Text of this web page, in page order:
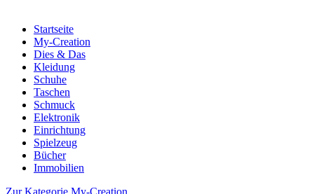
Startseite
My-Creation
Dies & Das
Kleidung
Schuhe
Taschen
Schmuck
Elektronik
Einrichtung
Spielzeug
Bücher
Immobilien
Zur Kategorie My-Creation